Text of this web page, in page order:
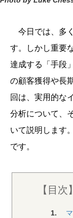
今日では、多
す。しかし重要
達成する「手段
の顧客獲得や長
回は、実用的な
分析について、
いて説明します
です。
【目次】
1.